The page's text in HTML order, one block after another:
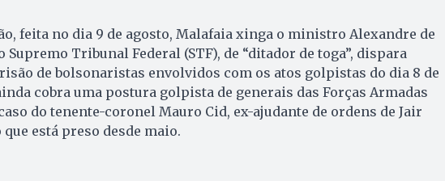
feita no dia 9 de agosto, Malafaia xinga o ministro Alexandre de
Supremo Tribunal Federal (STF), de “ditador de toga”, dispara
de bolsonaristas envolvidos com os atos golpistas do dia 8 de
cobra uma postura golpista de generais das Forças Armadas
do tenente-coronel Mauro Cid, ex-ajudante de ordens de Jair
está preso desde maio.